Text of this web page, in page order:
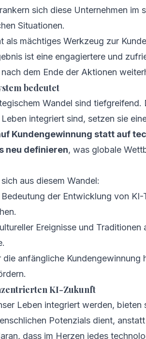
sich diese Unternehmen im
Situationen.
als mächtiges Werkzeug zur
ist eine engagiertere und
dem Ende der Aktionen
bedeutet
Wandel sind
integriert sind, setzen sie
Kundengewinnung statt auf
neu definieren, was globale
aus diesem Wandel:
Bedeutung der Entwicklung von
Ereignisse und
die anfängliche Kundengewinnung
KI-Zukunft
Leben integriert werden, bieten
Potenzials dient,
dass im Herzen jedes